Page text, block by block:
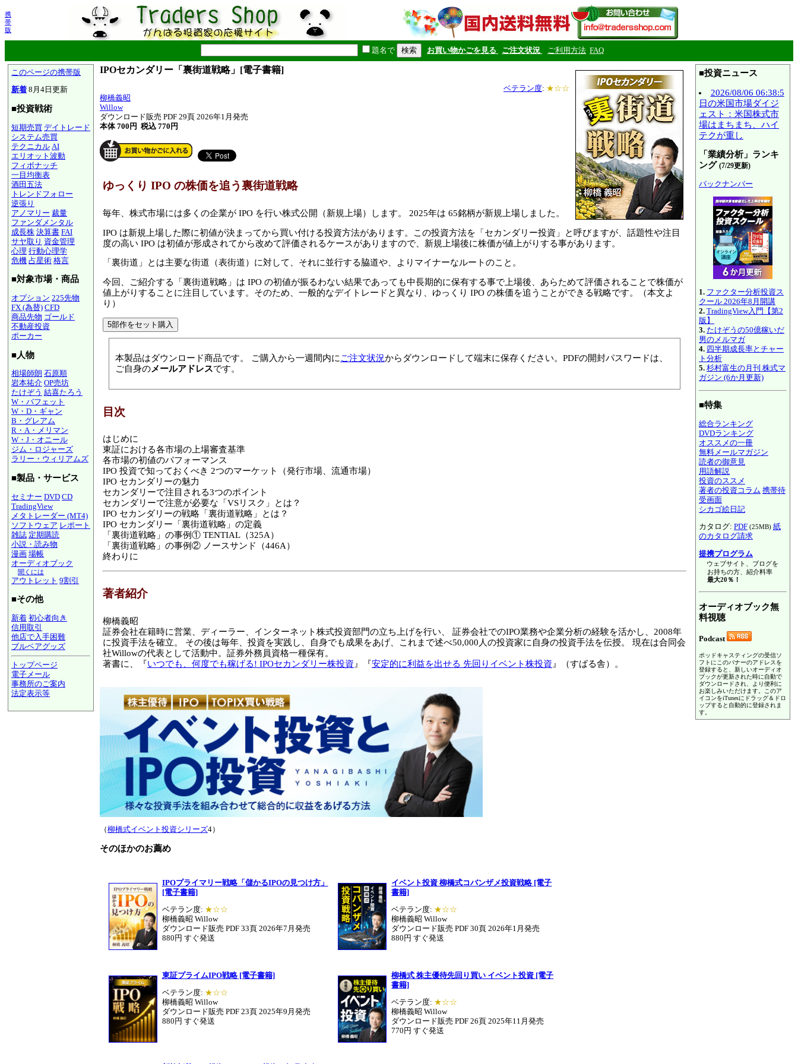
携
帯
版
題名で お買い物かごを見る ご注文状況 ご利用方法 FAQ
このページの携帯版
新着 8月4日更新
■投資戦術
短期売買 デイトレード
システム売買
テクニカル AI
エリオット波動
フィボナッチ
一目均衡表
酒田五法
トレンドフォロー
逆張り
アノマリー 裁量
ファンダメンタル
成長株 決算書 FAI
サヤ取り 資金管理
心理 行動心理学
危機 占星術 格言
■対象市場・商品
オプション 225先物
FX (為替) CFD
商品先物 ゴールド
不動産投資
ポーカー
■人物
相場師朗 石原順
岩本祐介 OP売坊
たけぞう 結喜たろう
W・バフェット
W・D・ギャン
B・グレアム
R・A・メリマン
W・J・オニール
ジム・ロジャーズ
ラリー・ウィリアムズ
■製品・サービス
セミナー DVD CD
TradingView
メタトレーダー (MT4)
ソフトウェア レポート
雑誌 定期購読
小説・読み物
漫画 場帳
オーディオブック
聞くには
アウトレット 9割引
■その他
新着 初心者向き
信用取引
他店で入手困難
ブルベアグッズ
トップページ
電子メール
事務所のご案内
法定表示等
IPOセカンダリー「裏街道戦略」[電子書籍]
ベテラン度: ★☆☆
柳橋義昭
Willow
ダウンロード販売 PDF 29頁 2026年1月発売
本体 700円 税込 770円
ゆっくり IPO の株価を追う裏街道戦略
毎年、株式市場には多くの企業が IPO を行い株式公開（新規上場）します。 2025年は 65銘柄が新規上場しました。
IPO は新規上場した際に初値が決まってから買い付ける投資方法があります。この投資方法を「セカンダリー投資」と呼びますが、話題性や注目
度の高い IPO は初値が形成されてから改めて評価されるケースがありますので、新規上場後に株価が値上がりする事があります。
「裏街道」とは主要な街道（表街道）に対して、それに並行する脇道や、よりマイナーなルートのこと。
今回、ご紹介する「裏街道戦略」は IPO の初値が振るわない結果であっても中長期的に保有する事で上場後、あらためて評価されることで株価が
値上がりすることに注目しています。そのため、一般的なデイトレードと異なり、ゆっくり IPO の株価を追うことができる戦略です。（本文よ
り）
本製品はダウンロード商品です。 ご購入から一週間内に ご注文状況からダウンロードして端末に保存ください。PDFの開封パスワードは、
ご自身のメールアドレスです。
目次
はじめに
東証における各市場の上場審査基準
各市場の初値のパフォーマンス
IPO 投資で知っておくべき 2つのマーケット（発行市場、流通市場）
IPO セカンダリーの魅力
セカンダリーで注目される3つのポイント
セカンダリーで注意が必要な「VSリスク」とは？
IPO セカンダリーの戦略「裏街道戦略」とは？
IPO セカンダリー「裏街道戦略」の定義
「裏街道戦略」の事例① TENTIAL（325A）
「裏街道戦略」の事例② ノースサンド（446A）
終わりに
著者紹介
柳橋義昭
証券会社在籍時に営業、ディーラー、インターネット株式投資部門の立ち上げを行い、 証券会社でのIPO業務や企業分析の経験を活かし、2008年
に投資手法を確立。 その後は毎年、投資を実践し、自身でも成果をあげ、これまで述べ50,000人の投資家に自身の投資手法を伝授。 現在は合同会
社Willowの代表として活動中。証券外務員資格一種保有。
著書に、『いつでも、何度でも稼げる! IPOセカンダリー株投資 』『安定的に利益を出せる 先回りイベント株投資 』（すばる舎）。
（柳橋式イベント投資シリーズ4）
そのほかのお薦め
IPOプライマリー戦略「儲かるIPOの見つけ方」
[電子書籍]
ベテラン度: ★☆☆
柳橋義昭 Willow
ダウンロード販売 PDF 33頁 2026年7月発売
880円 すぐ発送
イベント投資 柳橋式コバンザメ投資戦略 [電子
書籍]
ベテラン度: ★☆☆
柳橋義昭 Willow
ダウンロード販売 PDF 30頁 2026年1月発売
880円 すぐ発送
東証プライムIPO戦略 [電子書籍]
ベテラン度: ★☆☆
柳橋義昭 Willow
ダウンロード販売 PDF 23頁 2025年9月発売
880円 すぐ発送
柳橋式 株主優待先回り買い イベント投資 [電子
書籍]
ベテラン度: ★☆☆
柳橋義昭 Willow
ダウンロード販売 PDF 26頁 2025年11月発売
770円 すぐ発送
■投資ニュース
2026/08/06 06:38:5
日の米国市場ダイジ
ェスト：米国株式市
場はまちまち、ハイ
テクが重し
「業績分析」ランキ
ング (7/29更新)
バックナンバー
1. ファクター分析投資ス
クール 2026年8月開講
2. TradingView入門【第2
版】
3. たけぞうの50億稼いだ
男のメルマガ
4. 四半期成長率とチャー
ト分析
5. 杉村富生の月刊 株式マ
ガジン (6か月更新)
■特集
総合ランキング
DVDランキング
オススメの一冊
無料メールマガジン
読者の御意見
用語解説
投資のススメ
著者の投資コラム 携帯待
受画面
シカゴ絵日記
カタログ: PDF (25MB) 紙
のカタログ請求
提携プログラム
ウェブサイト、ブログを
お持ちの方、紹介料率
最大20％！
オーディオブック無
料視聴
Podcast
ポッドキャスティングの受信ソ
フトにこのバナーのアドレスを
登録すると、新しいオーディオ
ブックが更新された時に自動で
ダウンロードされ、より便利に
お楽しみいただけます。このア
イコンをiTunesにドラッグ＆ドロ
ップすると自動的に登録されま
す。